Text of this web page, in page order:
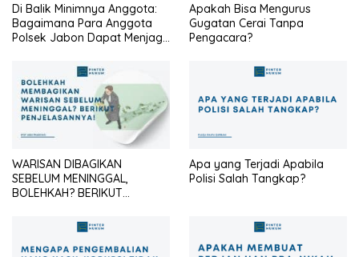
Di Balik Minimnya Anggota:
Bagaimana Para Anggota
Polsek Jabon Dapat Menjaga
Agar Tetap Profesional?
Apakah Bisa Mengurus
Gugatan Cerai Tanpa
Pengacara?
WARISAN DIBAGIKAN
SEBELUM MENINGGAL,
BOLEHKAH? BERIKUT
Apa yang Terjadi Apabila
Polisi Salah Tangkap?